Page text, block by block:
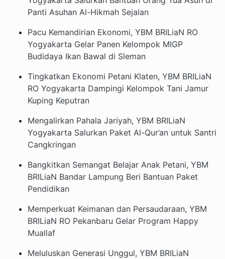
Panti Asuhan Al-Hikmah Sejalan
Pacu Kemandirian Ekonomi, YBM BRILiaN RO
Yogyakarta Gelar Panen Kelompok MIGP
Budidaya Ikan Bawal di Sleman
Tingkatkan Ekonomi Petani Klaten, YBM BRILiaN
RO Yogyakarta Dampingi Kelompok Tani Jamur
Kuping Keputran
Mengalirkan Pahala Jariyah, YBM BRILiaN
Yogyakarta Salurkan Paket Al-Qur’an untuk Santri
Cangkringan
Bangkitkan Semangat Belajar Anak Petani, YBM
BRILiaN Bandar Lampung Beri Bantuan Paket
Pendidikan
Memperkuat Keimanan dan Persaudaraan, YBM
BRILiaN RO Pekanbaru Gelar Program Happy
Muallaf
Meluluskan Generasi Unggul, YBM BRILiaN